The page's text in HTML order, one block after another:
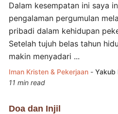
Dalam kesempatan ini saya
pengalaman pergumulan
pribadi dalam kehidupan
Setelah tujuh belas tahun
makin menyadari ...
Iman Kristen & Pekerjaan - Yakub
11 min read
Doa dan Injil